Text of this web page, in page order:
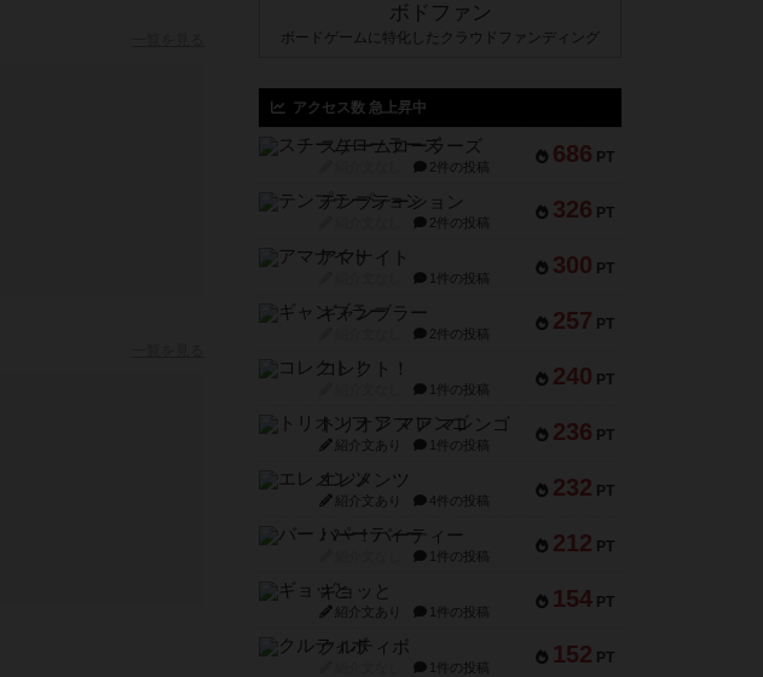
ボドファン
ボードゲームに特化したクラウドファンディング
アクセス数 急上昇中
686 PT
スチームローラーズ
2件の投稿
326 PT
テンプテーション
2件の投稿
300 PT
アマナイト
1件の投稿
257 PT
ギャンブラー
2件の投稿
240 PT
コレクト！
1件の投稿
236 PT
トリオンフ ア マレンゴ
紹介文あり 1件の投稿
232 PT
エレメンツ
紹介文あり 4件の投稿
212 PT
バー！パーティー
1件の投稿
154 PT
ギョッと
紹介文あり 1件の投稿
152 PT
クルティボ
1件の投稿